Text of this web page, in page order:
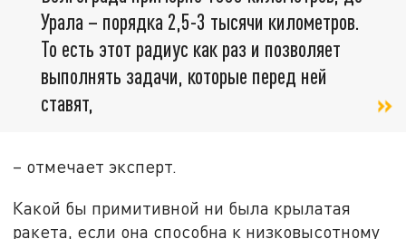
Урала – порядка 2,5-3 тысячи километров.
То есть этот радиус как раз и позволяет
выполнять задачи, которые перед ней
ставят,
– отмечает эксперт.
Какой бы примитивной ни была крылатая
ракета, если она способна к низковысотному